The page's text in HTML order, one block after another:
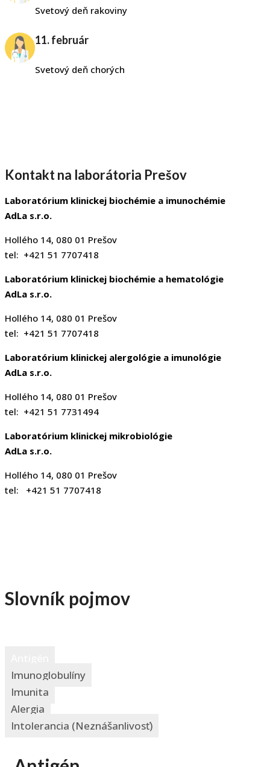
Svetový deň rakoviny
11. február
Svetový deň chorých
Kontakt na laborátoria Prešov
Laboratórium klinickej biochémie a imunochémie
AdLa s.r.o.
Hollého 14, 080 01 Prešov
tel: +421 51 7707418
Laboratórium klinickej biochémie a hematológie
AdLa s.r.o.
Hollého 14, 080 01 Prešov
tel: +421 51 7707418
Laboratórium klinickej alergológie a imunológie
AdLa s.r.o.
Hollého 14, 080 01 Prešov
tel: +421 51 7731494
Laboratórium klinickej mikrobiológie
AdLa s.r.o.
Hollého 14, 080 01 Prešov
tel: +421 51 7707418
Slovník pojmov
Imunoglobulíny
Imunita
Alergia
Intolerancia (neznášanlivosť)